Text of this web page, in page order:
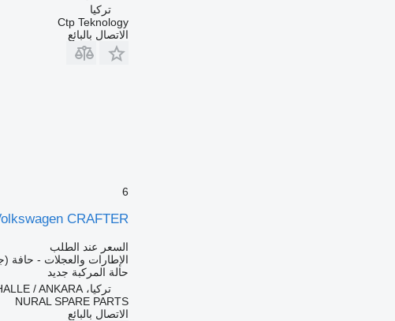
تركيا
Ctp Teknology
الاتصال بالبائع
6
CRAFTER
السعر عند الطلب
الإطارات والعجلات - حافة
حالة المركبة جديد
تركيا، YENİMAHALLE / ANKARA
NURAL SPARE PARTS
الاتصال بالبائع